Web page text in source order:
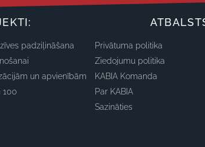
padziļināšana
un apvienībām
100
Privātuma politika
Ziedojumu politika
KABIA Komanda
Par KABIA
Sazināties